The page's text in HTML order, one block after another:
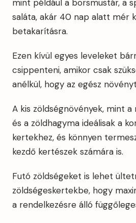
mint például a borsmustár, a
saláta, akár 40 nap alatt mér
betakarításra.
Ezen kívül egyes leveleket
csippenteni, amikor csak
anélkül, hogy az egész
A kis zöldségnövények, mint
és a zöldhagyma ideálisak a
kertekhez, és könnyen
kezdő kertészek számára is.
Futó zöldségeket is lehet
zöldségeskertekbe, hogy
a rendelkezésre álló